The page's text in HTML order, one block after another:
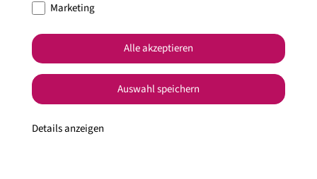
Marketing
Details anzeigen
Auswahl speichern
Alle akzeptieren